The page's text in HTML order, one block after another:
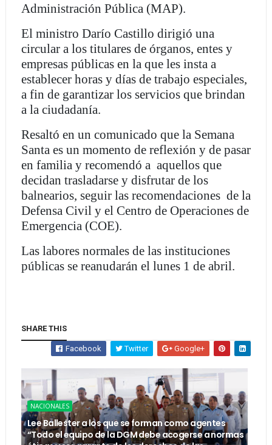
Administración Pública (MAP).
El ministro Darío Castillo dirigió una
circular a los titulares de órganos, entes y
empresas públicas en la que les insta a
establecer horas y días de trabajo especiales,
a fin de garantizar los servicios que brindan
a la ciudadanía.
Resaltó en un comunicado que la Semana
Santa es un momento de reflexión y de pasar
en familia y recomendó a aquellos que
decidan trasladarse y disfrutar de los
balnearios, seguir las recomendaciones de la
Defensa Civil y el Centro de Operaciones de
Emergencia (COE).
Las labores normales de las instituciones
públicas se reanudarán el lunes 1 de abril.
SHARE THIS
Facebook Twitter Google+
NACIONALES
Lee Ballester a los que se forman como agentes
“Todo el equipo de la DGM debe acogerse a normas